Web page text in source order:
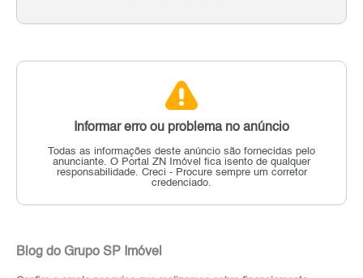
Informar erro ou problema no anúncio
Todas as informações deste anúncio são fornecidas pelo
anunciante. O Portal ZN Imóvel fica isento de qualquer
responsabilidade. Creci - Procure sempre um corretor
credenciado.
Blog do Grupo SP Imóvel